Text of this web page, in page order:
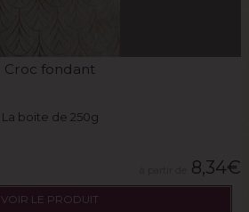
Croc fondant
La boite de 250g
8,34€
VOIR LE PRODUIT